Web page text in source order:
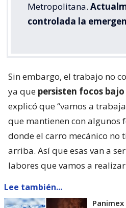
Metropolitana.
controlada la
Sin embargo, el trabajo no
ya que persisten focos
explicó que “vamos a
que mantienen con algunos
donde el carro mecánico no
arriba. Así que esas van a
labores que vamos a
Lee también...